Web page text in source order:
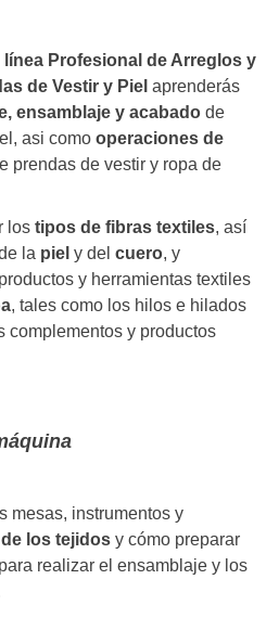
Profesional de Arreglos y
de Vestir y Piel aprenderás
ensamblaje y acabado de
asi como operaciones de
prendas de vestir y ropa de
los tipos de fibras textiles, así
la piel y del cuero, y
y herramientas textiles
, tales como los hilos e hilados
complementos y productos
mesas, instrumentos y
los tejidos y cómo preparar
para realizar el ensamblaje y los